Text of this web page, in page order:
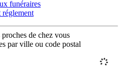
funéraires
réglement
de chez vous
par ville ou code postal